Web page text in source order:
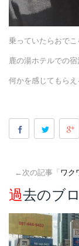
乗っていたらおで
鹿の湯ホテルでの
何かを感じてもら
←次の記事「ワク
過去のブ